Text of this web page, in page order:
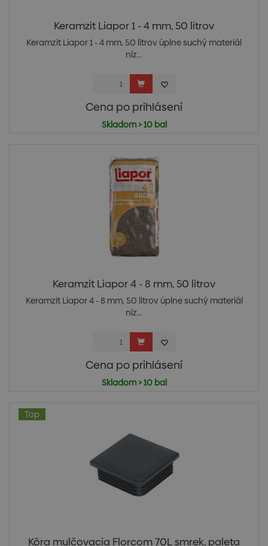
Keramzit Liapor 1 - 4 mm, 50 litrov
Keramzit Liapor 1 - 4 mm, 50 litrov úplne suchý materiál
níz...
Cena po prihlásení
Skladom > 10 bal
Keramzit Liapor 4 - 8 mm, 50 litrov
Keramzit Liapor 4 - 8 mm, 50 litrov úplne suchý materiál
níz...
Cena po prihlásení
Skladom > 10 bal
Top
Kôra mulčovacia Florcom 70L smrek, paleta